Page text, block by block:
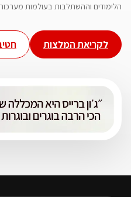
הלימודים וההשתלבות בעולמות
לקריאת המלצות